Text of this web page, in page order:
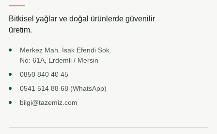
Bitkisel yağlar ve doğal ürünlerde güvenilir
üretim.
Merkez Mah. İsak Efendi Sok.
No: 61A, Erdemli / Mersin
0850 840 40 45
0541 514 88 68 (WhatsApp)
bilgi@tazemiz.com